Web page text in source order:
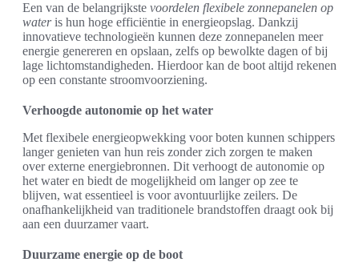
Een van de belangrijkste voordelen flexibele zonnepanelen op
wateris hun hoge efficiëntie in energieopslag. Dankzij
innovatieve technologieën kunnen deze zonnepanelen meer
energie genereren en opslaan, zelfs op bewolkte dagen of bij
lage lichtomstandigheden. Hierdoor kan de boot altijd rekenen
op een constante stroomvoorziening.
Verhoogde autonomie op het water
Met flexibele energieopwekking voor boten kunnen schippers
langer genieten van hun reis zonder zich zorgen te maken
over externe energiebronnen. Dit verhoogt de autonomie op
het water en biedt de mogelijkheid om langer op zee te
blijven, wat essentieel is voor avontuurlijke zeilers. De
onafhankelijkheid van traditionele brandstoffen draagt ook bij
aan een duurzamer vaart.
Duurzame energie op de boot